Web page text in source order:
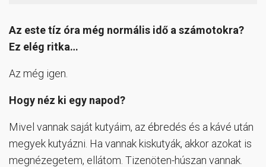
Az este tíz óra még normális idő a számotokra?
Ez elég ritka…
Az még igen.
Hogy néz ki egy napod?
Mivel vannak saját kutyáim, az ébredés és a kávé után
megyek kutyázni. Ha vannak kiskutyák, akkor azokat is
megnézegetem, ellátom. Tizenöten-húszan vannak.